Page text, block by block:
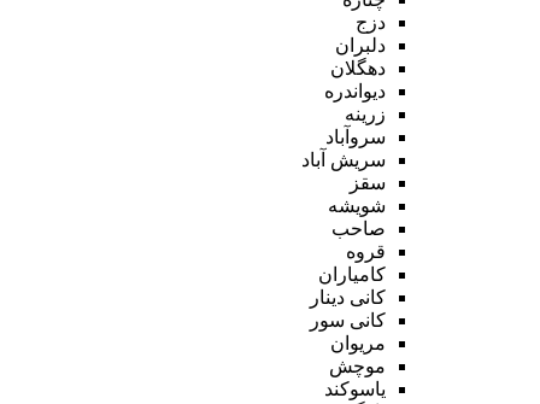
دزج
دلبران
دهگلان
دیواندره
زرینه
سروآباد
سریش آباد
سقز
شویشه
صاحب
قروه
کامیاران
کانی دینار
کانی سور
مریوان
موچش
یاسوکند